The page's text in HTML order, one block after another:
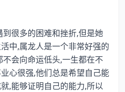
很多的困难和挫折,但是她
中,属龙人是一个非常好强的
会向命运低头,一生都在不
心很强,他们总是希望自己能
,能够证明自己的能力,所以